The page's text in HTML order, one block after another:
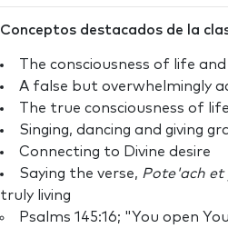
Conceptos destacados de la
The consciousness of life
A false but overwhelmingly
The true consciousness of
Singing, dancing and giving
Connecting to Divine desire
Saying the verse, Pote'ach et
truly living
Psalms 145:16; "You open